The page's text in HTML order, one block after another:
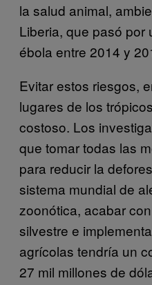
la salud animal,
Liberia, que pasó por
ébola entre 2014 y
Evitar estos riesgos,
lugares de los
costoso. Los
que tomar todas las
para reducir la
sistema mundial de
zoonótica, acabar
silvestre e
agrícolas tendría un
27 mil millones de